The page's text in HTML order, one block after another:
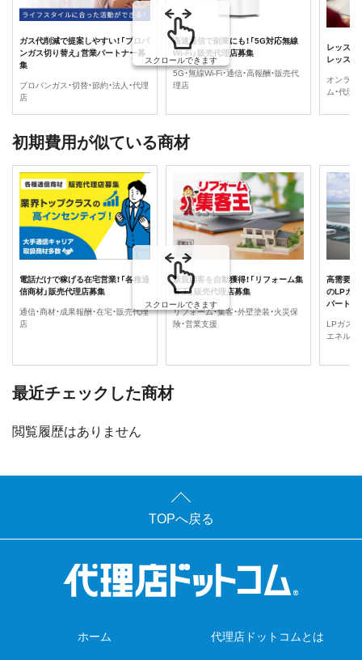
ガス代削減で提案しやすい！「プロパ
ンガス切り替え」営業パートナー募
集
プロパンガス・切替・節約・法人・代理
店
高速通信で副業にも！「5G対応無線
Wi-Fi」販売代理店募集
5G・無線Wi-Fi・通信・高報酬・販売代
理店
レッスン
レッスン
オンライ
ム・代理店
スクロールできます
初期費用が似ている商材
電話だけで稼げる在宅営業！「各種通
信商材」販売代理店募集
通信・商材・成果報酬・在宅・販売代理
店
新規顧客を自動獲得！「リフォーム集
客王」販売代理店募集
リフォーム・集客・外壁塗装・火災保
険・営業支援
高需要の
のLPガス
パートナ
LPガス・
エネルギ
スクロールできます
最近チェックした商材
閲覧履歴はありません
TOPへ戻る
ホーム 代理店ドットコムとは